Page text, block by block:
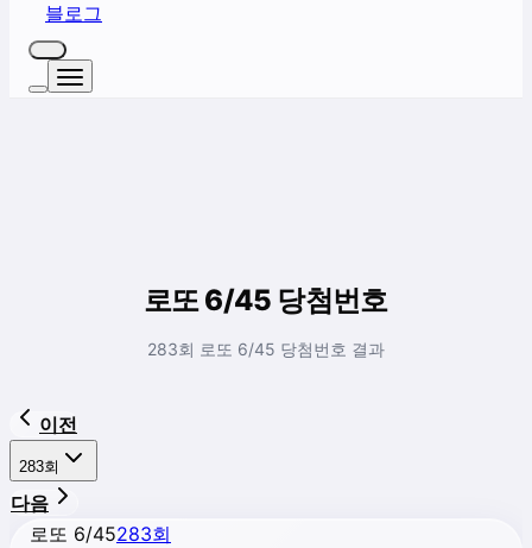
블로그
로또 6/45 당첨번호
283회 로또 6/45 당첨번호 결과
이전
283회
다음
로또 6/45283회